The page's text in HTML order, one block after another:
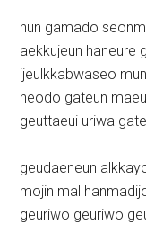
nun gamado
aekkujeun haneure
ijeulkkabwaseo
neodo gateun
geuttaeui uriwa
geudaeneun
mojin mal
geuriwo geuriwo